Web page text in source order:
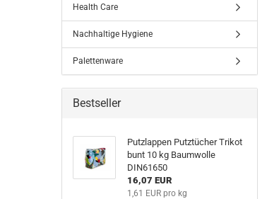
Health Care
Nachhaltige Hygiene
Palettenware
Bestseller
Putzlappen Putztücher Trikot
bunt 10 kg Baumwolle
DIN61650
16,07 EUR
1,61 EUR pro kg